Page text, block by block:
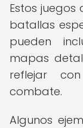
Estos
batallas
pueden
mapas
reflejar
combate.
Algunos